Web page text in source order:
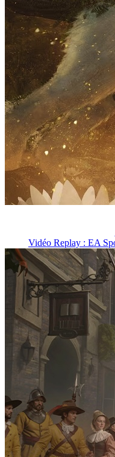
Vidéo Replay : EA